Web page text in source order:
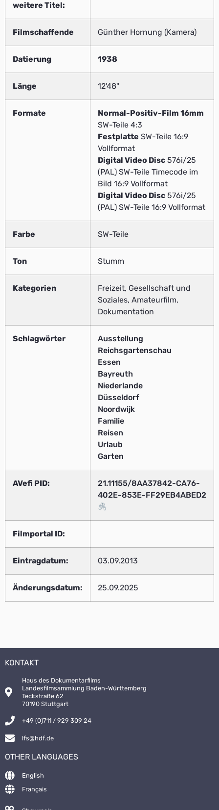
weitere Titel:
Filmschaffende Günther Hornung (Kamera)
Datierung 1938
Länge 12'48"
Formate
Normal-Positiv-Film 16mm
SW-Teile 4:3
Festplatte SW-Teile 16:9
Vollformat
Digital Video Disc 576i/25
(PAL) SW-Teile Timecode im
Bild 16:9 Vollformat
Digital Video Disc 576i/25
(PAL) SW-Teile 16:9 Vollformat
Farbe SW-Teile
Ton Stumm
Kategorien
Freizeit, Gesellschaft und
Soziales, Amateurfilm,
Dokumentation
Schlagwörter
Ausstellung
Reichsgartenschau
Essen
Bayreuth
Niederlande
Düsseldorf
Noordwijk
Familie
Reisen
Urlaub
Garten
AVefi PID:
21.11155/8AA37842-CA76-
402E-853E-FF29EB4ABED2
Filmportal ID:
Eintragdatum: 03.09.2013
Änderungsdatum: 25.09.2025
KONTAKT
Haus des Dokumentarfilms
Landesfilmsammlung Baden-Württemberg
Teckstraße 62
70190 Stuttgart
+49 (0)711 / 929 309 24
lfs@hdf.de
OTHER LANGUAGES
English
Français